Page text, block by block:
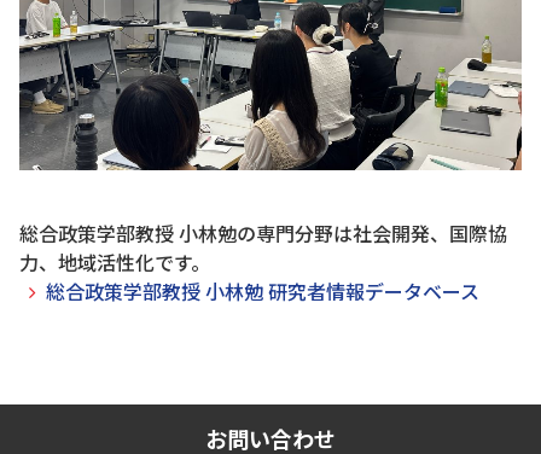
総合政策学部教授 小林勉の専門分野は社会開発、国際協
力、地域活性化です。
総合政策学部教授 小林勉 研究者情報データベース
お問い合わせ